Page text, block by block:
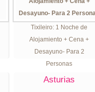
Tixileiro: 1 Noche de
Alojamiento + Cena +
Desayuno- Para 2
Personas
Asturias